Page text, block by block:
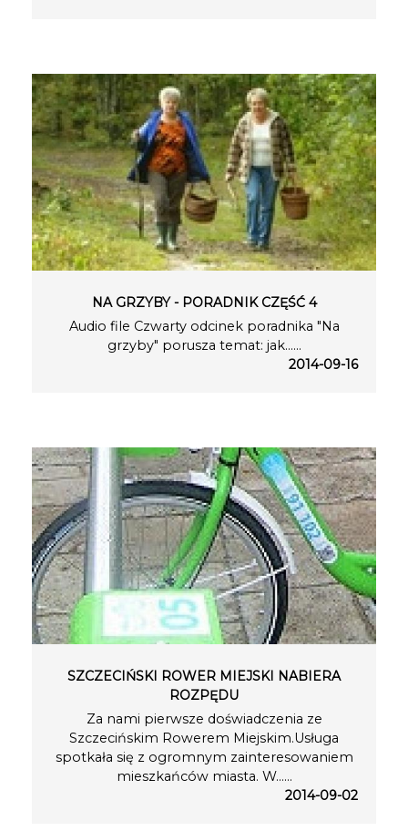
NA GRZYBY - PORADNIK CZĘŚĆ 4
Audio file Czwarty odcinek poradnika "Na
grzyby" porusza temat: jak…...
2014-09-16
SZCZECIŃSKI ROWER MIEJSKI NABIERA
ROZPĘDU
Za nami pierwsze doświadczenia ze
Szczecińskim Rowerem Miejskim.Usługa
spotkała się z ogromnym zainteresowaniem
mieszkańców miasta. W…...
2014-09-02